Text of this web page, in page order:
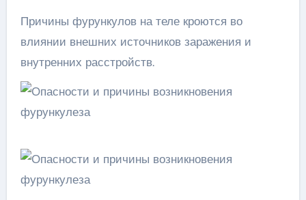
Причины фурункулов на теле кроются во
влиянии внешних источников заражения и
внутренних расстройств.